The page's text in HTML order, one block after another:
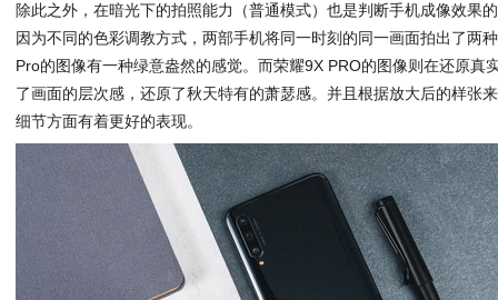
除此之外，在暗光下的拍照能力（普通模式）也是判断手机成像效果
因为不同的色彩调教方式，两部手机将同一时刻的同一画面拍出了两
Pro的图像有一种绿意盎然的感觉。而荣耀9X PRO的图像则在还原真
了画面的层次感，还原了秋天特有的萧瑟感。并且根据放大后的样张
细节方面有着更好的表现。